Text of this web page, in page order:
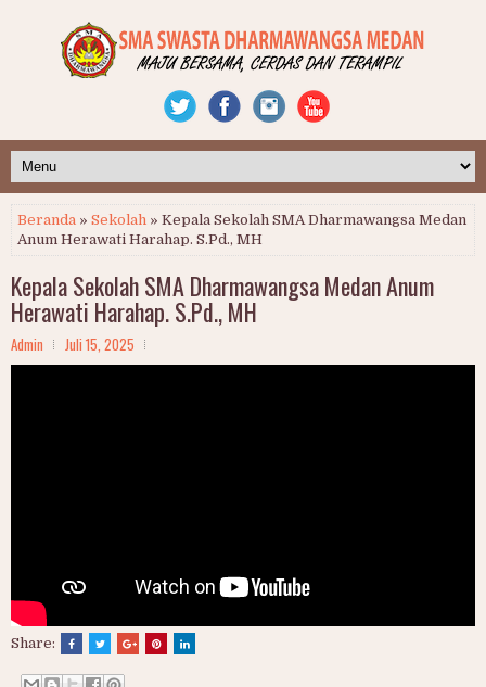
Beranda » Sekolah » Kepala Sekolah SMA Dharmawangsa Medan
Anum Herawati Harahap. S.Pd., MH
Kepala Sekolah SMA Dharmawangsa Medan Anum
Herawati Harahap. S.Pd., MH
Admin Juli 15, 2025
Share: